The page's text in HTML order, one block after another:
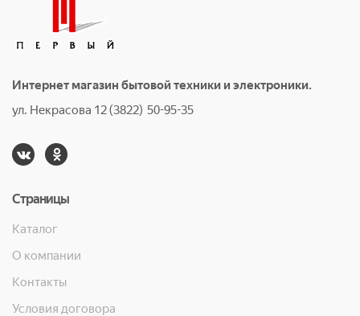
Интернет магазин бытовой техники и электроники.
ул. Некрасова 12 (3822) 50-95-35
Страницы
Каталог
О компании
Контакты
Условия договора